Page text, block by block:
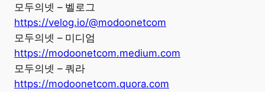
모두의넷 – 벨로그
https://velog.io/@modoonetcom
모두의넷 – 미디엄
https://modoonetcom.medium.com
모두의넷 – 쿼라
https://modoonetcom.quora.com